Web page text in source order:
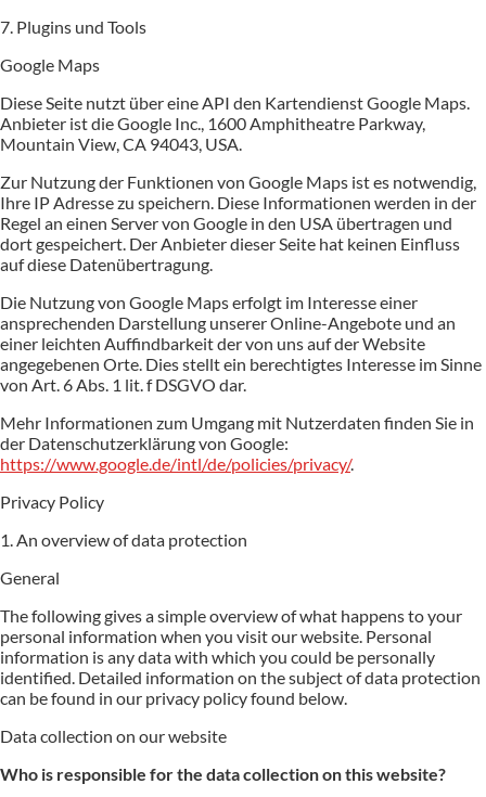
7. Plugins und Tools
Google Maps
Diese Seite nutzt über eine API den Kartendienst Google Maps.
Anbieter ist die Google Inc., 1600 Amphitheatre Parkway,
Mountain View, CA 94043, USA.
Zur Nutzung der Funktionen von Google Maps ist es notwendig,
Ihre IP Adresse zu speichern. Diese Informationen werden in der
Regel an einen Server von Google in den USA übertragen und
dort gespeichert. Der Anbieter dieser Seite hat keinen Einfluss
auf diese Datenübertragung.
Die Nutzung von Google Maps erfolgt im Interesse einer
ansprechenden Darstellung unserer Online-Angebote und an
einer leichten Auffindbarkeit der von uns auf der Website
angegebenen Orte. Dies stellt ein berechtigtes Interesse im Sinne
von Art. 6 Abs. 1 lit. f DSGVO dar.
Mehr Informationen zum Umgang mit Nutzerdaten finden Sie in
der Datenschutzerklärung von Google:
https://www.google.de/intl/de/policies/privacy/.
Privacy Policy
1. An overview of data protection
General
The following gives a simple overview of what happens to your
personal information when you visit our website. Personal
information is any data with which you could be personally
identified. Detailed information on the subject of data protection
can be found in our privacy policy found below.
Data collection on our website
Who is responsible for the data collection on this website?